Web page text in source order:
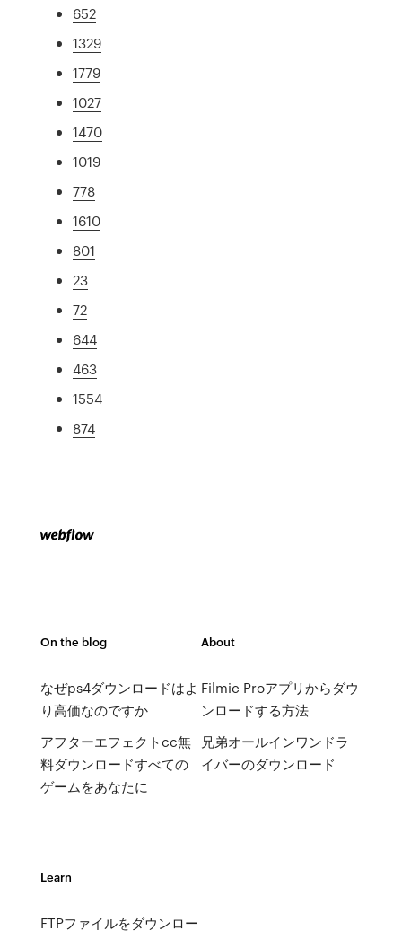
652
1329
1779
1027
1470
1019
778
1610
801
23
72
644
463
1554
874
On the blog
なぜps4ダウンロードはよ
り高価なのですか
アフターエフェクトcc無
料ダウンロードすべての
ゲームをあなたに
About
Filmic Proアプリからダウ
ンロードする方法
兄弟オールインワンドラ
イバーのダウンロード
Learn
FTPファイルをダウンロー